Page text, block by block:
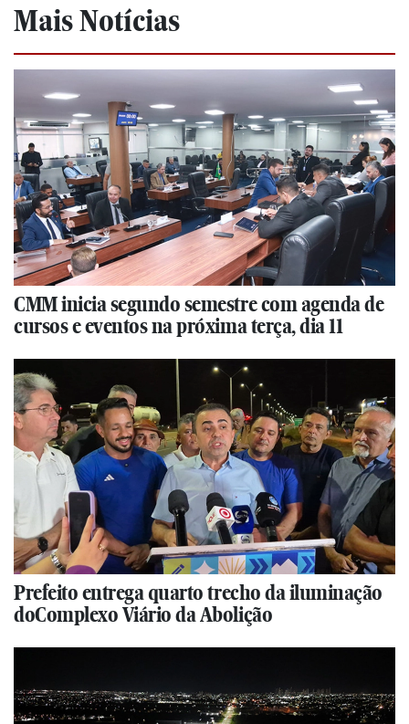
Mais Notícias
CMM inicia segundo semestre com agenda de
cursos e eventos na próxima terça, dia 11
Prefeito entrega quarto trecho da iluminação
doComplexo Viário da Abolição